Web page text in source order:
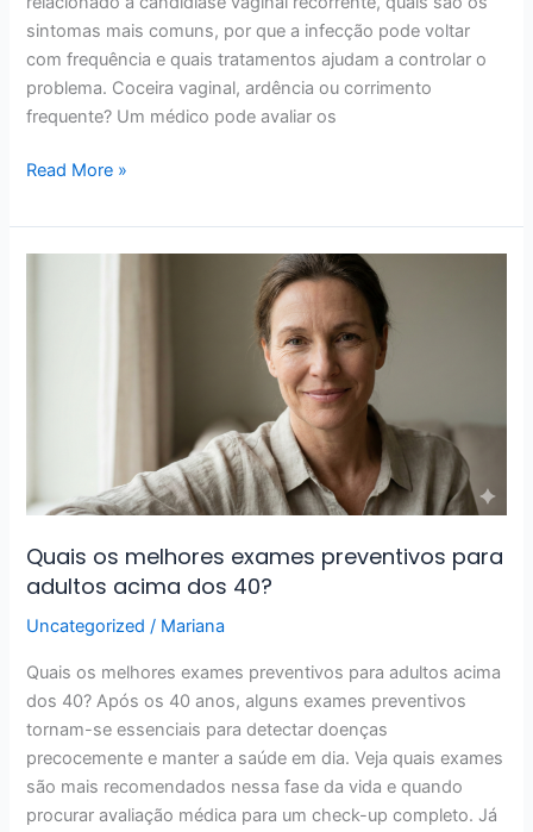
sintomas mais comuns, por que a infecção pode voltar
com frequência e quais tratamentos ajudam a controlar o
problema. Coceira vaginal, ardência ou corrimento
frequente? Um médico pode avaliar os
Read More »
Quais os melhores exames preventivos para
adultos acima dos 40?
Uncategorized / Mariana
Quais os melhores exames preventivos para adultos acima
dos 40? Após os 40 anos, alguns exames preventivos
tornam-se essenciais para detectar doenças
precocemente e manter a saúde em dia. Veja quais exames
são mais recomendados nessa fase da vida e quando
procurar avaliação médica para um check-up completo. Já
dos